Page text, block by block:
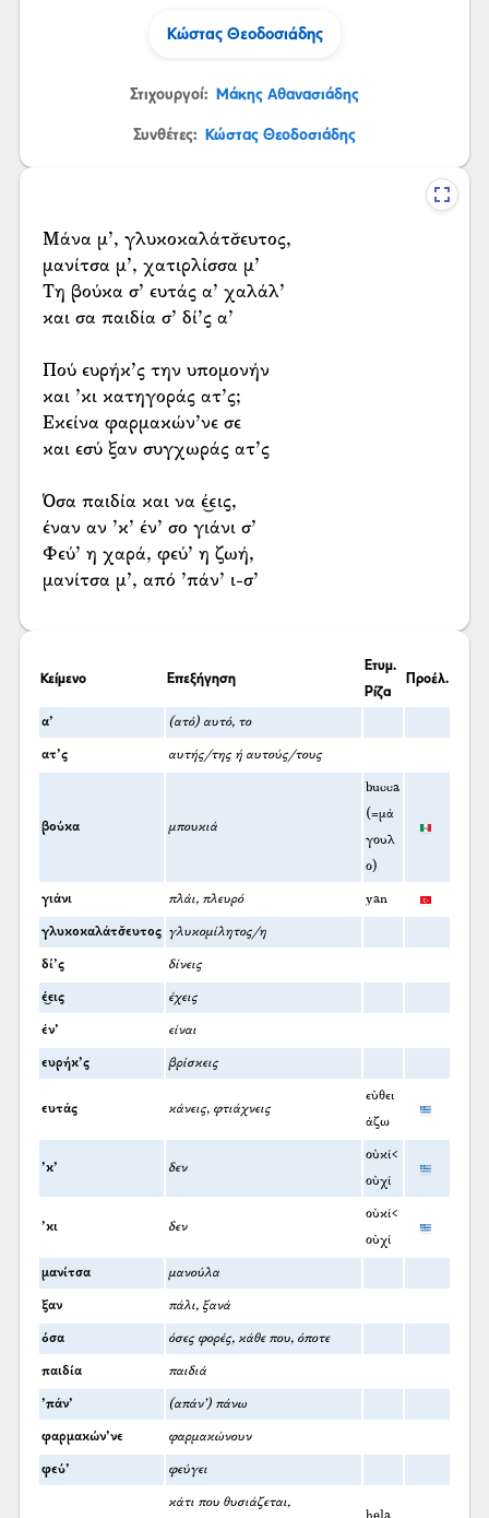
Κώστας Θεοδοσιάδης
Στιχουργοί: Μάκης Αθανασιάδης
Συνθέτες: Κώστας Θεοδοσιάδης
Μάνα μ’, γλυκοκαλάτσ̌ευτος,
μανίτσα μ’, χατιρλίσσα μ’
Τη βούκα σ’ ευτάς α’ χαλάλ’
και σα παιδία σ’ δί’ς α’
Πού ευρήκ’ς την υπομονήν
και ’κι κατηγοράς ατ’ς;
Εκείνα φαρμακών’νε σε
και εσύ ξαν συγχωράς ατ’ς
Όσα παιδία και να έ͜εις,
έναν αν ’κ’ έν’ σο γιάνι σ’
Φεύ’ η χαρά, φεύ’ η ζωή,
μανίτσα μ’, από ’πάν’ ι-σ’
Κείμενο Επεξήγηση
Ετυμ.
Ρίζα
Προέλ.
α’ (ατό) αυτό, το
ατ’ς αυτής/της ή αυτούς/τους
βούκα μπουκιά
bucca
(=μά
γουλ
ο)
γιάνι πλάι, πλευρό yan
γλυκοκαλάτσ̌ευτος γλυκομίλητος/η
δί’ς δίνεις
έ͜εις έχεις
έν’ είναι
ευρήκ’ς βρίσκεις
ευτάς κάνεις, φτιάχνεις
εὐθει
άζω
’κ’ δεν
οὐκί<
οὐχί
’κι δεν
οὐκί<
οὐχί
μανίτσα μανούλα
ξαν πάλι, ξανά
όσα όσες φορές, κάθε που, όποτε
παιδία παιδιά
’πάν’ (απάν’) πάνω
φαρμακών’νε φαρμακώνουν
φεύ’ φεύγει
κάτι που θυσιάζεται,